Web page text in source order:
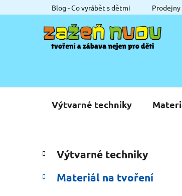
na
Blog - Co vyrábět s dětmi Prodejny
Výtvarné techniky
P
o
s
Přeskočit
kategorie
a
e
Výtvarné techniky
Materiál na tvoření